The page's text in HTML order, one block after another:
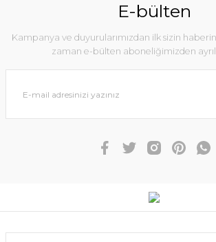
E-bülten
Kampanya ve duyurularımızdan ilk sizin
zaman e-bülten aboneliğimizden